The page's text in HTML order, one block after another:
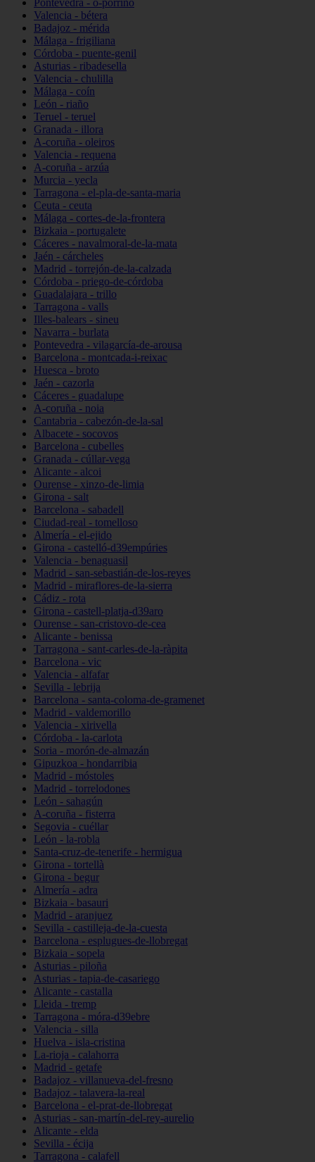
Pontevedra - o-porriño
Valencia - bétera
Badajoz - mérida
Málaga - frigiliana
Córdoba - puente-genil
Asturias - ribadesella
Valencia - chulilla
Málaga - coín
León - riaño
Teruel - teruel
Granada - illora
A-coruña - oleiros
Valencia - requena
A-coruña - arzúa
Murcia - yecla
Tarragona - el-pla-de-santa-maria
Ceuta - ceuta
Málaga - cortes-de-la-frontera
Bizkaia - portugalete
Cáceres - navalmoral-de-la-mata
Jaén - cárcheles
Madrid - torrejón-de-la-calzada
Córdoba - priego-de-córdoba
Guadalajara - trillo
Tarragona - valls
Illes-balears - sineu
Navarra - burlata
Pontevedra - vilagarcía-de-arousa
Barcelona - montcada-i-reixac
Huesca - broto
Jaén - cazorla
Cáceres - guadalupe
A-coruña - noia
Cantabria - cabezón-de-la-sal
Albacete - socovos
Barcelona - cubelles
Granada - cúllar-vega
Alicante - alcoi
Ourense - xinzo-de-limia
Girona - salt
Barcelona - sabadell
Ciudad-real - tomelloso
Almería - el-ejido
Girona - castelló-d39empúries
Valencia - benaguasil
Madrid - san-sebastián-de-los-reyes
Madrid - miraflores-de-la-sierra
Cádiz - rota
Girona - castell-platja-d39aro
Ourense - san-cristovo-de-cea
Alicante - benissa
Tarragona - sant-carles-de-la-ràpita
Barcelona - vic
Valencia - alfafar
Sevilla - lebrija
Barcelona - santa-coloma-de-gramenet
Madrid - valdemorillo
Valencia - xirivella
Córdoba - la-carlota
Soria - morón-de-almazán
Gipuzkoa - hondarribia
Madrid - móstoles
Madrid - torrelodones
León - sahagún
A-coruña - fisterra
Segovia - cuéllar
León - la-robla
Santa-cruz-de-tenerife - hermigua
Girona - tortellà
Girona - begur
Almería - adra
Bizkaia - basauri
Madrid - aranjuez
Sevilla - castilleja-de-la-cuesta
Barcelona - esplugues-de-llobregat
Bizkaia - sopela
Asturias - piloña
Asturias - tapia-de-casariego
Alicante - castalla
Lleida - tremp
Tarragona - móra-d39ebre
Valencia - silla
Huelva - isla-cristina
La-rioja - calahorra
Madrid - getafe
Badajoz - villanueva-del-fresno
Badajoz - talavera-la-real
Barcelona - el-prat-de-llobregat
Asturias - san-martín-del-rey-aurelio
Alicante - elda
Sevilla - écija
Tarragona - calafell